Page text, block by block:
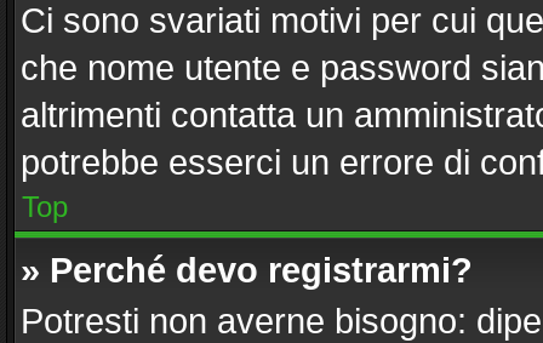
Ci sono svariati motivi per cui
che nome utente e password
altrimenti contatta un
potrebbe esserci un errore di
Top
» Perché devo registrarmi?
Potresti non averne bisogno: